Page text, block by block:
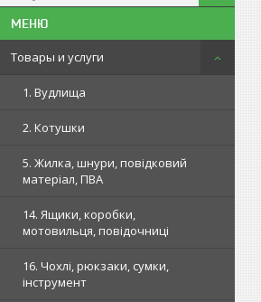
Товары и услуги
1. Вудлища
2. Котушки
5. Жилка, шнури, повідковий
матеріал, ПВА
14. Ящики, коробки,
мотовильця, повідочниці
16. Чохлі, рюкзаки, сумки,
інструмент